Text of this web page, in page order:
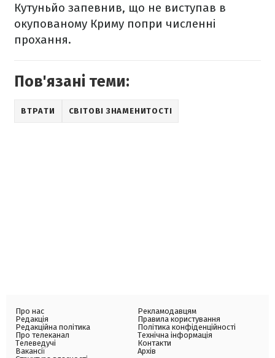
Кутуньйо запевнив, що не виступав в
окупованому Криму попри численні
прохання.
Пов'язані теми:
ВТРАТИ СВІТОВІ ЗНАМЕНИТОСТІ
Про нас
Редакція
Редакційна політика
Про телеканал
Телеведучі
Вакансії
Рекламодавцям
Правила користування
Політика конфіденційності
Технічна інформація
Контакти
Архів